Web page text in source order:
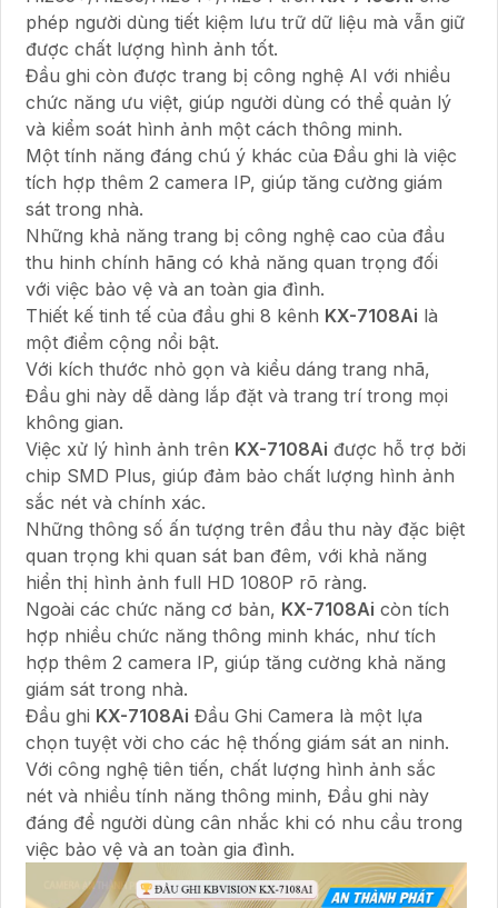
phép người dùng tiết kiệm lưu trữ dữ liệu mà vẫn giữ
được chất lượng hình ảnh tốt.
Đầu ghi còn được trang bị công nghệ AI với nhiều
chức năng ưu việt, giúp người dùng có thể quản lý
và kiểm soát hình ảnh một cách thông minh.
Một tính năng đáng chú ý khác của Đầu ghi là việc
tích hợp thêm 2 camera IP, giúp tăng cường giám
sát trong nhà.
Những khả năng trang bị công nghệ cao của đầu
thu hinh chính hãng có khả năng quan trọng đối
với việc bảo vệ và an toàn gia đình.
Thiết kế tinh tế của đầu ghi 8 kênh KX-7108Ai là
một điểm cộng nổi bật.
Với kích thước nhỏ gọn và kiểu dáng trang nhã,
Đầu ghi này dễ dàng lắp đặt và trang trí trong mọi
không gian.
Việc xử lý hình ảnh trên KX-7108Ai được hỗ trợ bởi
chip SMD Plus, giúp đảm bảo chất lượng hình ảnh
sắc nét và chính xác.
Những thông số ấn tượng trên đầu thu này đặc biệt
quan trọng khi quan sát ban đêm, với khả năng
hiển thị hình ảnh full HD 1080P rõ ràng.
Ngoài các chức năng cơ bản, KX-7108Ai còn tích
hợp nhiều chức năng thông minh khác, như tích
hợp thêm 2 camera IP, giúp tăng cường khả năng
giám sát trong nhà.
Đầu ghi KX-7108Ai Đầu Ghi Camera là một lựa
chọn tuyệt vời cho các hệ thống giám sát an ninh.
Với công nghệ tiên tiến, chất lượng hình ảnh sắc
nét và nhiều tính năng thông minh, Đầu ghi này
đáng để người dùng cân nhắc khi có nhu cầu trong
việc bảo vệ và an toàn gia đình.